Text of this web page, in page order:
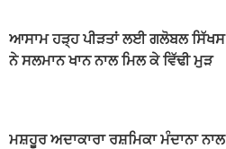
ਆਸਾਮ ਹੜ੍ਹ ਪੀੜਤਾਂ ਲਈ ਗਲੋਬਲ ਸਿੱਖਸ
ਨੇ ਸਲਮਾਨ ਖਾਨ ਨਾਲ ਮਿਲ ਕੇ ਵਿੱਢੀ ਮੁੜ
ਮਸ਼ਹੂਰ ਅਦਾਕਾਰਾ ਰਸ਼ਮਿਕਾ ਮੰਦਾਨਾ ਨਾਲ